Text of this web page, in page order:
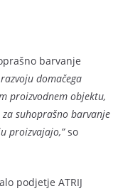
barvanje
domačega
proizvodnem objektu,
suhoprašno barvanje
proizvajajo,”so
podjetje ATRIJ